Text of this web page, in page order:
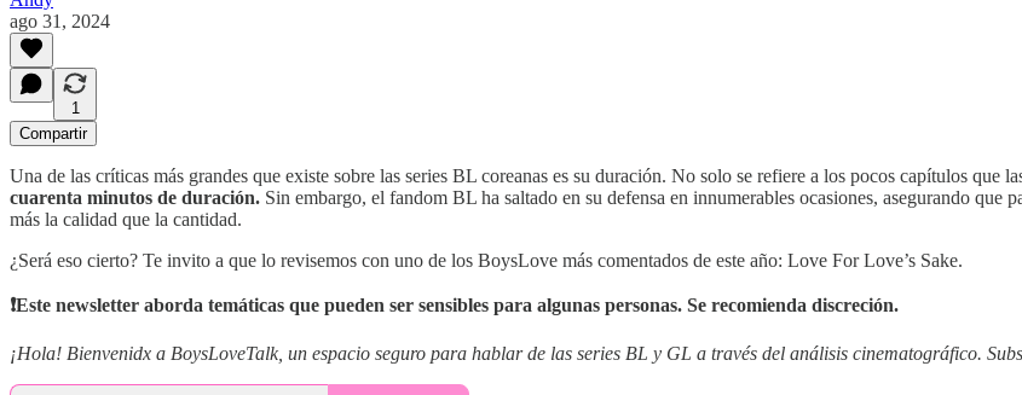
ago 31, 2024
1
Compartir
Una de las críticas más grandes que existe sobre las series BL coreanas es su duración. No solo se refiere a los pocos capítulos que
cuarenta minutos de duración. Sin embargo, el fandom BL ha saltado en su defensa en innumerables ocasiones, asegurando que
más la calidad que la cantidad.
¿Será eso cierto? Te invito a que lo revisemos con uno de los BoysLove más comentados de este año: Love For Love’s Sake.
❗Este newsletter aborda temáticas que pueden ser sensibles para algunas personas. Se recomienda discreción.
¡Hola! Bienvenidx a BoysLoveTalk, un espacio seguro para hablar de las series BL y GL a través del análisis cinematográfico.